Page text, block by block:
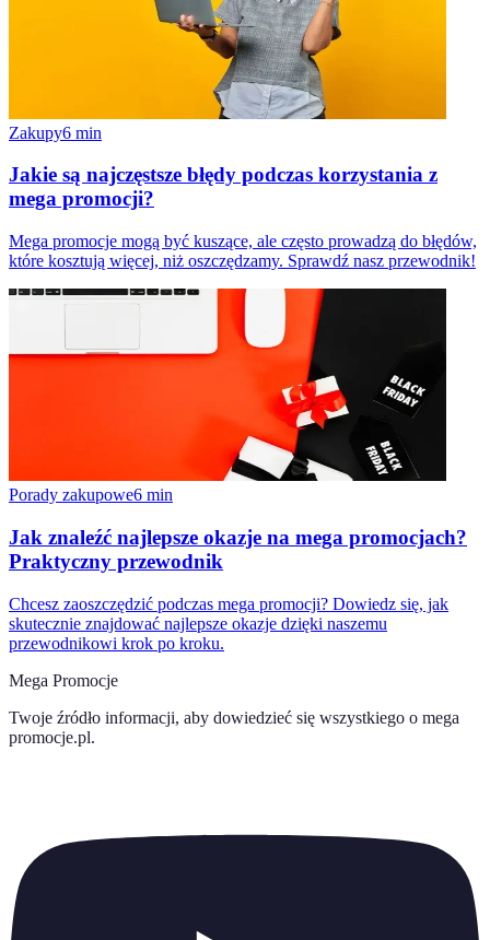
Zakupy6 min
Jakie są najczęstsze błędy podczas korzystania z
mega promocji?
Mega promocje mogą być kuszące, ale często prowadzą do błędów,
które kosztują więcej, niż oszczędzamy. Sprawdź nasz przewodnik!
Porady zakupowe6 min
Jak znaleźć najlepsze okazje na mega promocjach?
Praktyczny przewodnik
Chcesz zaoszczędzić podczas mega promocji? Dowiedz się, jak
skutecznie znajdować najlepsze okazje dzięki naszemu
przewodnikowi krok po kroku.
Mega Promocje
Twoje źródło informacji, aby dowiedzieć się wszystkiego o mega
promocje.pl.